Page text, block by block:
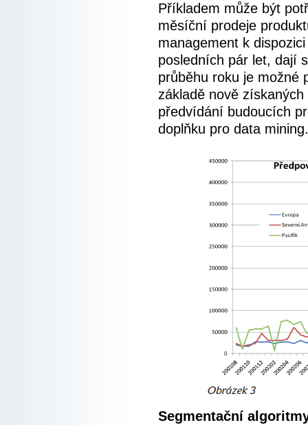
Příkladem může být
měsíční prodeje
management k
posledních pár let, dají
průběhu roku je možné
základě nově
předvídání budoucích
doplňku pro data mining.
Segmentační